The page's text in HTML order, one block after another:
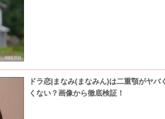
ドラ恋|まなみ(まなみん)は二重顎がヤバ
くない？画像から徹底検証！